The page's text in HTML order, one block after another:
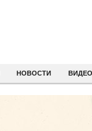
НОВОСТИ ВИДЕО